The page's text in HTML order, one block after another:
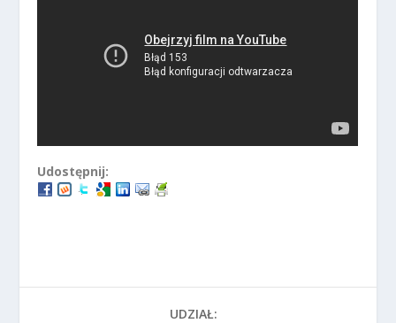
Udostępnij:
UDZIAŁ: